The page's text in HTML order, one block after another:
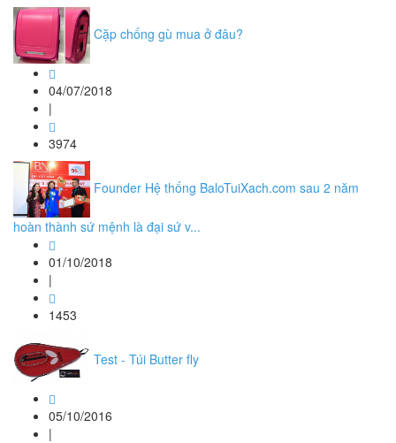
Cặp chống gù mua ở đâu?
04/07/2018
|
3974
Founder Hệ thống BaloTuiXach.com sau 2 năm
hoàn thành sứ mệnh là đại sứ v...
01/10/2018
|
1453
Test - Túi Butter fly
05/10/2016
|